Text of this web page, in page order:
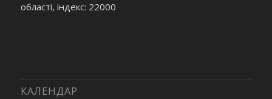
області, індекс: 22000
КАЛЕНДАР